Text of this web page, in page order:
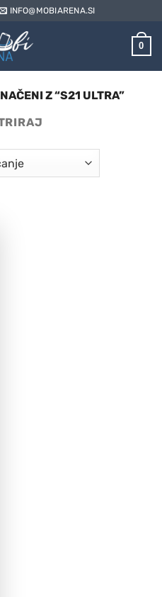
INFO@MOBIARENA.SI
0
Z “S21 ULTRA”